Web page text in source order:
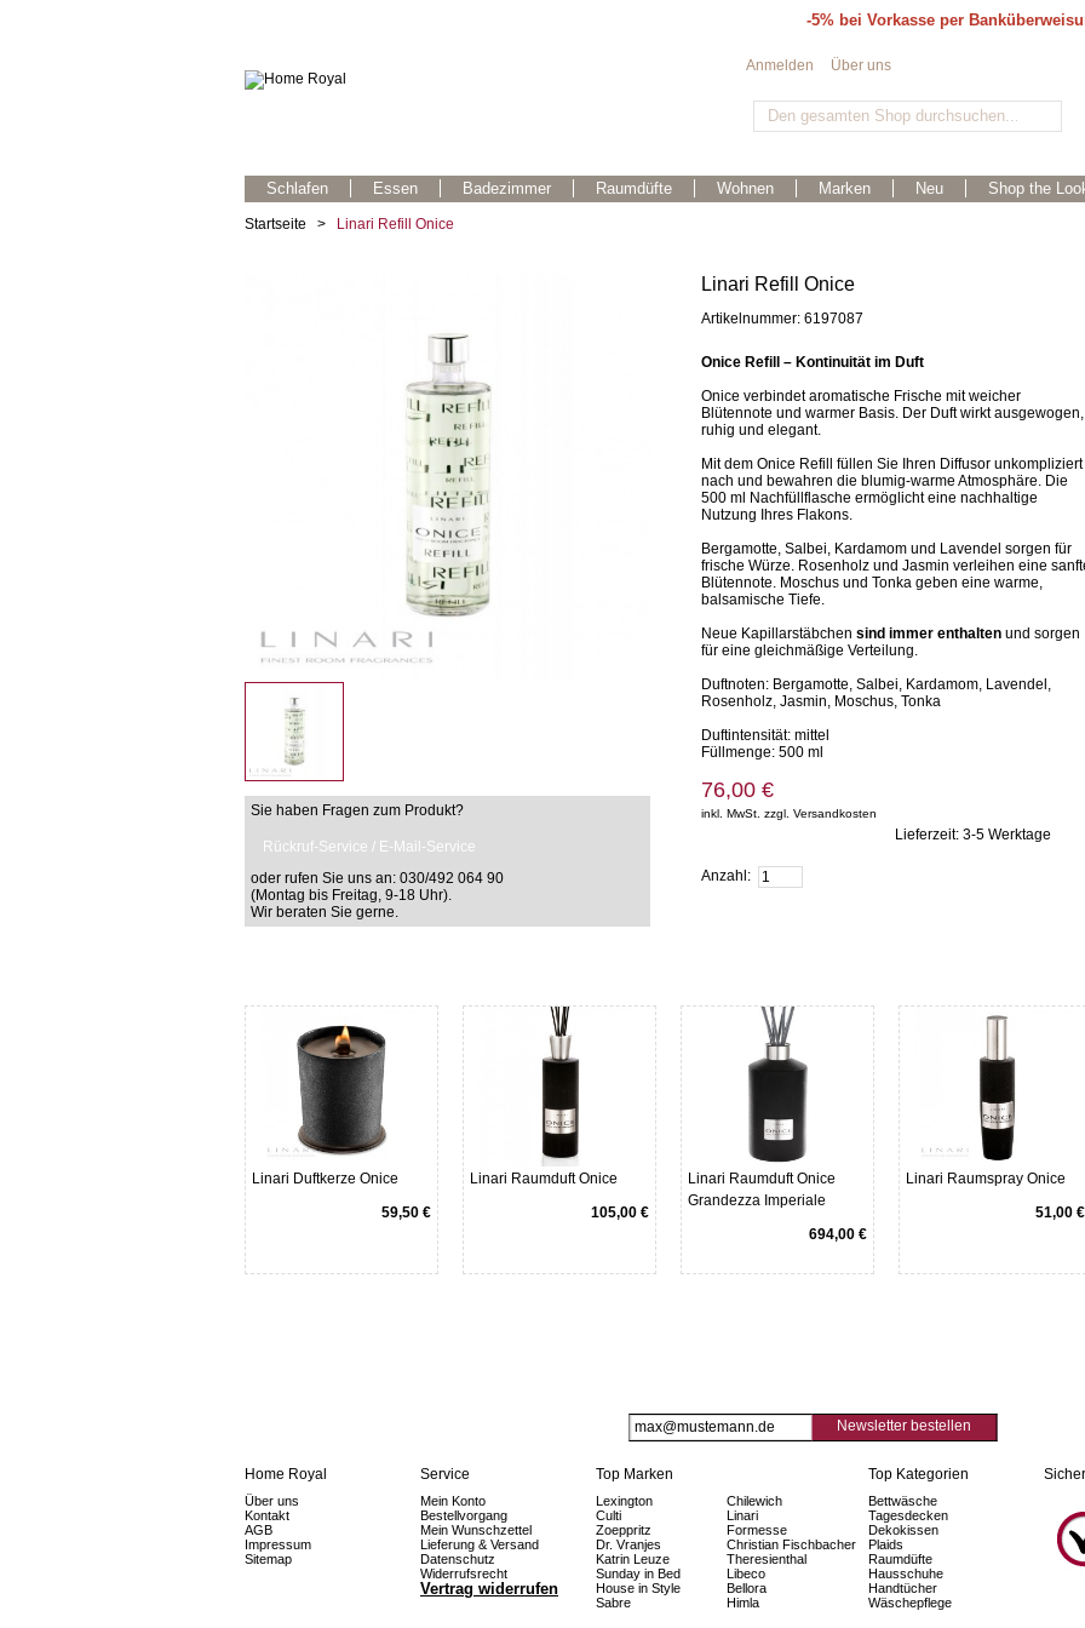
-5% bei Vorkasse per
Schlafen Essen Badezimmer Raumdüfte Wohnen Marken Neu Shop the
Anmelden Über uns
Startseite > Linari Refill Onice
Sie haben Fragen zum Produkt?
Rückruf-Service / E-Mail-Service
oder rufen Sie uns an: 030/492 064 90
(Montag bis Freitag, 9-18 Uhr).
Wir beraten Sie gerne.
Linari Refill Onice
Artikelnummer: 6197087
Onice Refill – Kontinuität im Duft
Onice verbindet aromatische Frische mit weicher
Blütennote und warmer Basis. Der Duft wirkt ausgewogen,
ruhig und elegant.
Mit dem Onice Refill füllen Sie Ihren Diffusor unkompliziert
nach und bewahren die blumig-warme Atmosphäre. Die
500 ml Nachfüllflasche ermöglicht eine nachhaltige
Nutzung Ihres Flakons.
Bergamotte, Salbei, Kardamom und Lavendel sorgen für
frische Würze. Rosenholz und Jasmin verleihen eine
Blütennote. Moschus und Tonka geben eine warme,
balsamische Tiefe.
Neue Kapillarstäbchen sind immer enthalten und sorgen
für eine gleichmäßige Verteilung.
Duftnoten: Bergamotte, Salbei, Kardamom, Lavendel,
Rosenholz, Jasmin, Moschus, Tonka
Duftintensität: mittel
Füllmenge: 500 ml
76,00 €
inkl. MwSt. zzgl. Versandkosten
Lieferzeit: 3-5 Werktage
Anzahl:
Linari Duftkerze Onice
59,50 €
Linari Raumduft Onice
105,00 €
Linari Raumduft Onice
Grandezza Imperiale
694,00 €
Linari Raumspray Onice
51,00 €
Newsletter bestellen
Home Royal
Über uns
Kontakt
AGB
Impressum
Sitemap
Service
Mein Konto
Bestellvorgang
Mein Wunschzettel
Lieferung & Versand
Datenschutz
Widerrufsrecht
Vertrag widerrufen
Top Marken
Lexington
Chilewich
Culti
Linari
Zoeppritz
Formesse
Dr. Vranjes
Christian Fischbacher
Katrin Leuze
Theresienthal
Sunday in Bed
Libeco
House in Style
Bellora
Sabre
Himla
Top Kategorien
Bettwäsche
Tagesdecken
Dekokissen
Plaids
Raumdüfte
Hausschuhe
Handtücher
Wäschepflege